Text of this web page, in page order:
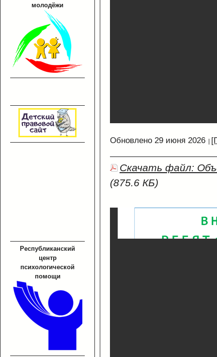
молодёжи
Республиканский
центр
психологической
помощи
Обновлено 29 июня 2026
Скачать файл:
(875.6 КБ)